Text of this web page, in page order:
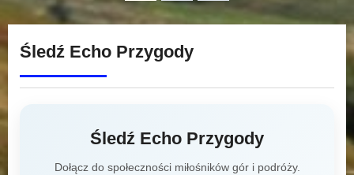
wpisów
Śledź Echo Przygody
Śledź Echo Przygody
Dołącz do społeczności miłośników gór i podróży.